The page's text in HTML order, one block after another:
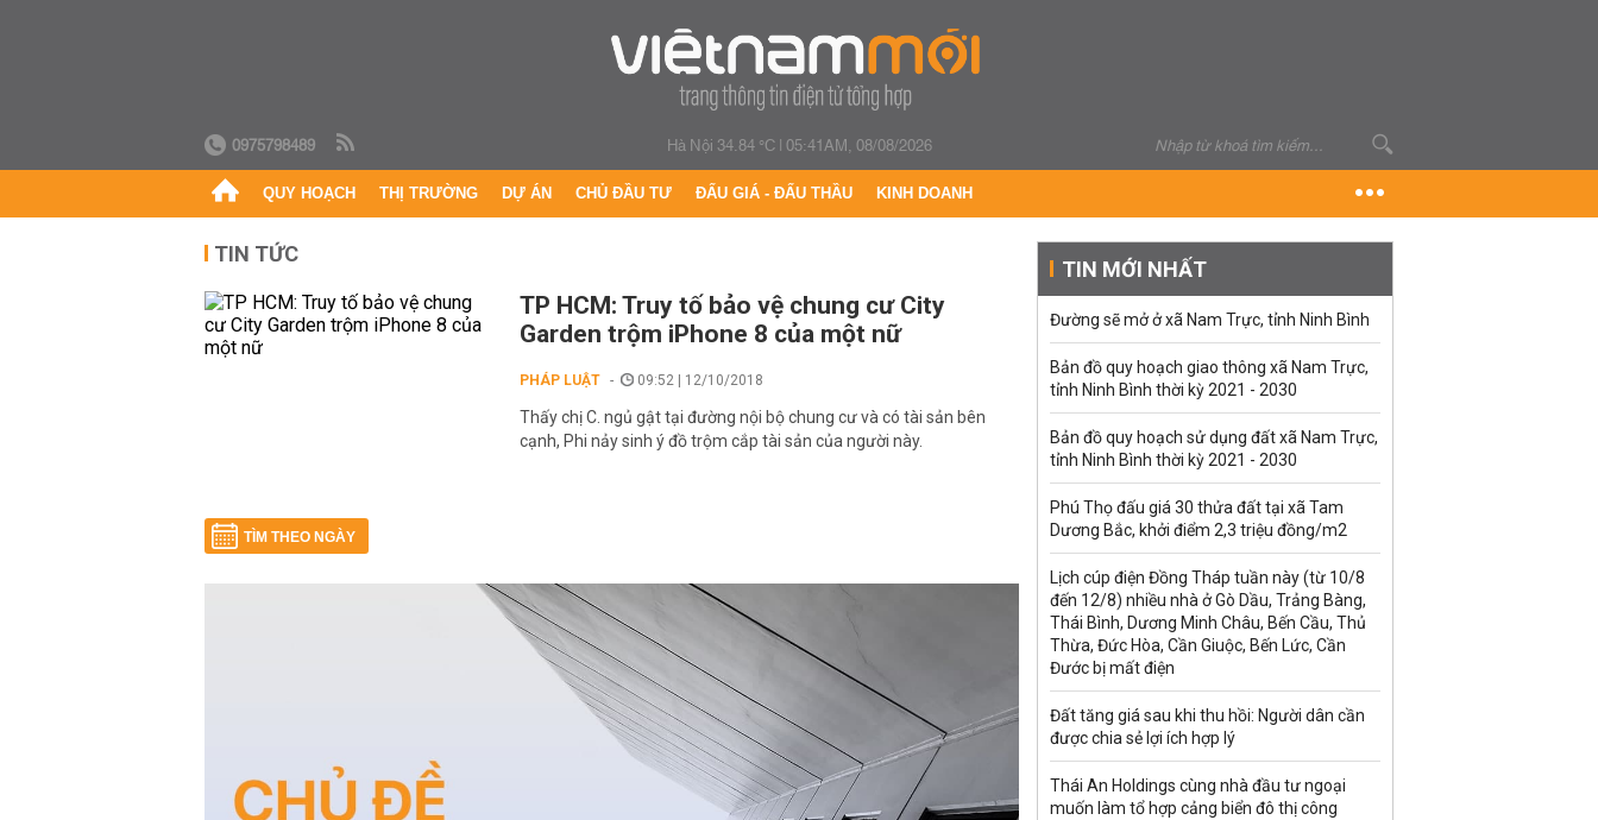
0975798489 Hà Nội 34.84 °C|05:41AM, 08/08/2026
QUY HOẠCH THỊ TRƯỜNG DỰ ÁN CHỦ ĐẦU TƯ ĐẤU GIÁ - ĐẤU THẦU KINH DOANH
TIN TỨC
TP HCM: Truy tố bảo vệ chung cư City
Garden trộm iPhone 8 của một nữ
PHÁP LUẬT 09:52 | 12/10/2018
Thấy chị C. ngủ gật tại đường nội bộ chung cư và có tài sản bên
cạnh, Phi nảy sinh ý đồ trộm cắp tài sản của người này.
TÌM THEO NGÀY
TIN MỚI NHẤT
Đường sẽ mở ở xã Nam Trực, tỉnh Ninh Bình
Bản đồ quy hoạch giao thông xã Nam Trực,
tỉnh Ninh Bình thời kỳ 2021 - 2030
Bản đồ quy hoạch sử dụng đất xã Nam Trực,
tỉnh Ninh Bình thời kỳ 2021 - 2030
Phú Thọ đấu giá 30 thửa đất tại xã Tam
Dương Bắc, khởi điểm 2,3 triệu đồng/m2
Lịch cúp điện Đồng Tháp tuần này (từ 10/8
đến 12/8) nhiều nhà ở Gò Dầu, Trảng Bàng,
Thái Bình, Dương Minh Châu, Bến Cầu, Thủ
Thừa, Đức Hòa, Cần Giuộc, Bến Lức, Cần
Đước bị mất điện
Đất tăng giá sau khi thu hồi: Người dân cần
được chia sẻ lợi ích hợp lý
Thái An Holdings cùng nhà đầu tư ngoại
muốn làm tổ hợp cảng biển đô thị công